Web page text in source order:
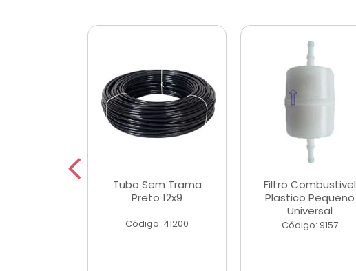
Tubo Sem Trama
Preto 12x9
Código: 41200
Filtro Combustivel
Plastico Pequeno
Universal
Código: 9157